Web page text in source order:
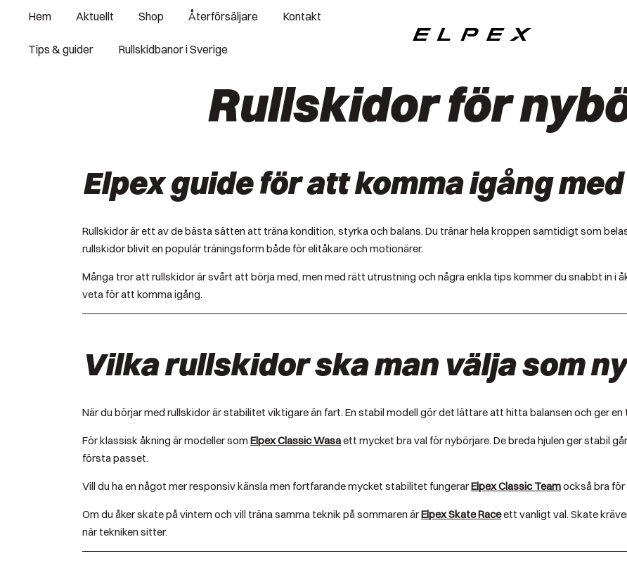
content
Hem Aktuellt Shop Återförsäljare Kontakt
Tips & guider Rullskidbanor i Sverige
Rullskidor för
Elpex guide för att komma igång
Rullskidor är ett av de bästa sätten att träna kondition, styrka och balans. Du tränar hela kroppen samtidigt som
rullskidor blivit en populär träningsform både för elitåkare och motionärer.
Många tror att rullskidor är svårt att börja med, men med rätt utrustning och några enkla tips kommer du snabbt in i
veta för att komma igång.
Vilka rullskidor ska man välja som
När du börjar med rullskidor är stabilitet viktigare än fart. En stabil modell gör det lättare att hitta balansen och ger en
För klassisk åkning är modeller som Elpex Classic Wasaett mycket bra val för nybörjare. De breda hjulen ger stabil
första passet.
Vill du ha en något mer responsiv känsla men fortfarande mycket stabilitet fungerarElpex Classic Teamockså bra
Om du åker skate på vintern och vill träna samma teknik på sommaren ärElpex Skate Raceett vanligt val. Skate
när tekniken sitter.